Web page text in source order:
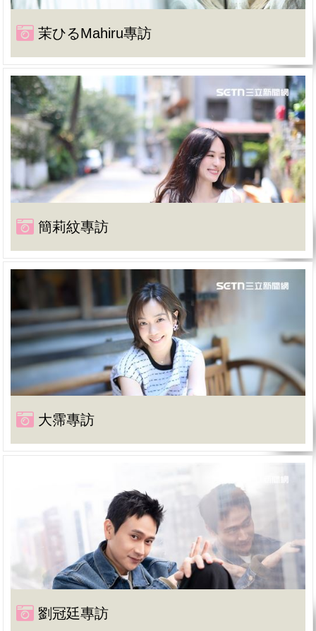
茉ひるMahiru專訪
簡莉紋專訪
大霈專訪
劉冠廷專訪